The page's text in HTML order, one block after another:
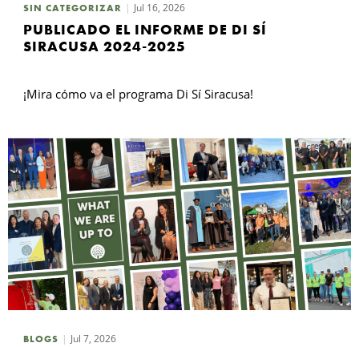
SIN CATEGORIZAR Jul 16, 2026
PUBLICADO EL INFORME DE DI SÍ
SIRACUSA 2024-2025
¡Mira cómo va el programa Di Sí Siracusa!
BLOGS Jul 7, 2026